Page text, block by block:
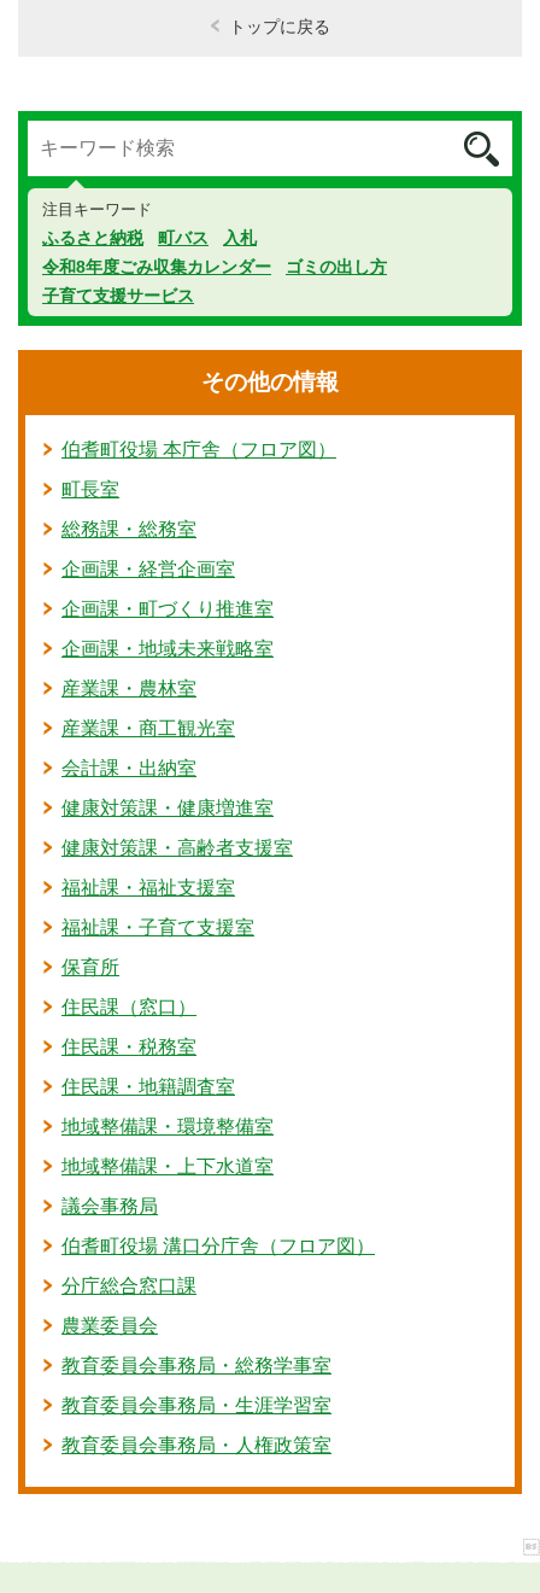
トップに戻る
注目キーワード
ふるさと納税 町バス
入札
令和8年度ごみ収集カレンダー
ゴミの出し方
子育て支援サービス
その他の情報
伯耆町役場 本庁舎（フロア図）
町長室
総務課・総務室
企画課・経営企画室
企画課・町づくり推進室
企画課・地域未来戦略室
産業課・農林室
産業課・商工観光室
会計課・出納室
健康対策課・健康増進室
健康対策課・高齢者支援室
福祉課・福祉支援室
福祉課・子育て支援室
保育所
住民課（窓口）
住民課・税務室
住民課・地籍調査室
地域整備課・環境整備室
地域整備課・上下水道室
議会事務局
伯耆町役場 溝口分庁舎（フロア図）
分庁総合窓口課
農業委員会
教育委員会事務局・総務学事室
教育委員会事務局・生涯学習室
教育委員会事務局・人権政策室